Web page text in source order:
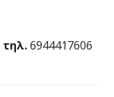
τηλ.6944417606